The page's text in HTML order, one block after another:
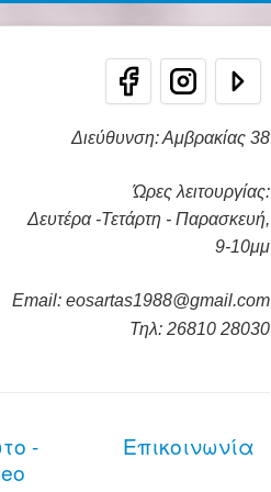
Διεύθυνση: Αμβρακίας 38
Ώρες λειτουργίας:
Δευτέρα -Τετάρτη - Παρασκευή,
9-10μμ
Email: eosartas1988@gmail.com
Τηλ: 26810 28030
-
Επικοινωνία